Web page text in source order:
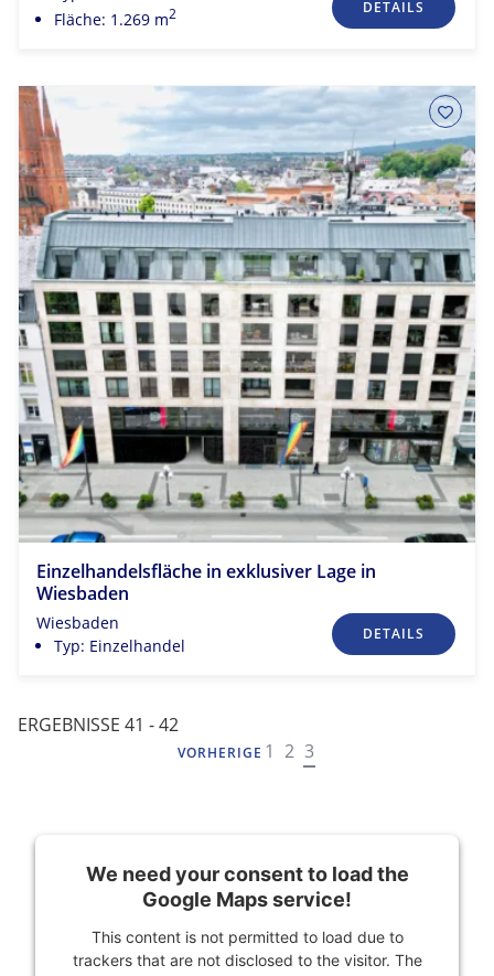
Fläche: 1.269 m2 DETAILS
Einzelhandelsfläche in exklusiver Lage in
Wiesbaden
Wiesbaden
Typ: Einzelhandel
DETAILS
ERGEBNISSE 41 - 42
NAVIGATIONVORHERIGE 1 2 3
We need your consent to load the
Google Maps service!
This content is not permitted to load due to
trackers that are not disclosed to the visitor. The